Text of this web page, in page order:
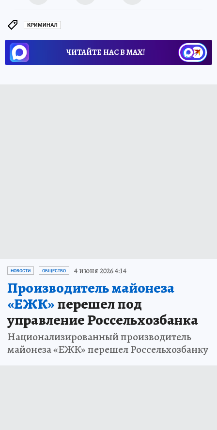
КРИМИНАЛ
ЧИТАЙТЕ НАС В МАХ!
НОВОСТИ ОБЩЕСТВО 4 июня 2026 4:14
Производитель майонеза
«ЕЖК»перешел под
управление Россельхозбанка
Национализированный производитель
майонеза «ЕЖК» перешел Россельхозбанку